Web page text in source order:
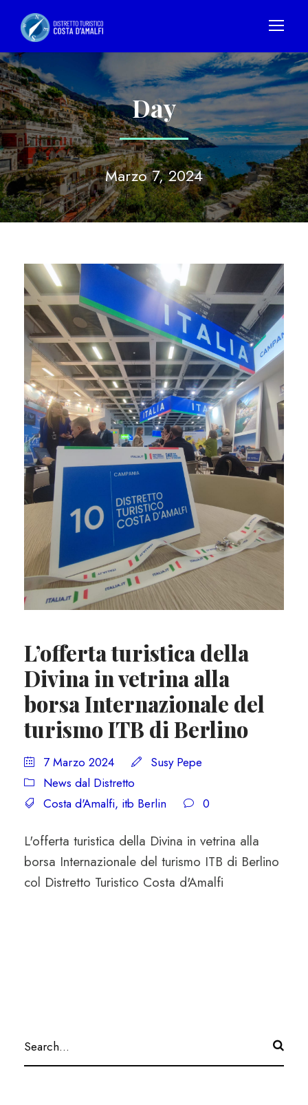
Day
Marzo 7, 2024
L’offerta turistica della
Divina in vetrina alla
borsa Internazionale del
turismo ITB di Berlino
7 Marzo 2024
Susy Pepe
News dal Distretto
Costa d'Amalfi, itb Berlin 0
L'offerta turistica della Divina in vetrina alla
borsa Internazionale del turismo ITB di Berlino
col Distretto Turistico Costa d'Amalfi